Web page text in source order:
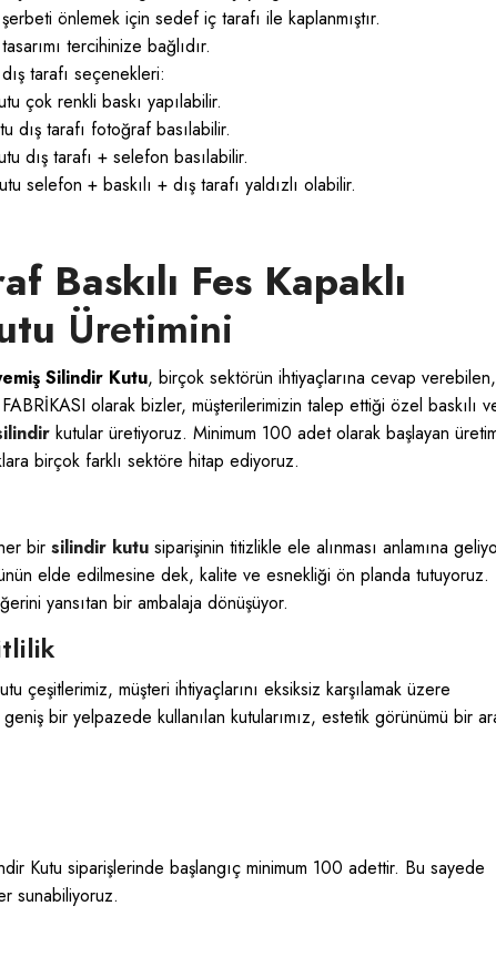
önlemek için sedef iç tarafı ile kaplanmıştır.
tercihinize bağlıdır.
tarafı seçenekleri:
çok renkli baskı yapılabilir.
dış tarafı fotoğraf basılabilir.
dış tarafı + selefon basılabilir.
selefon + baskılı + dış tarafı yaldızlı olabilir.
Baskılı Fes Kapaklı
Üretimini
Silindir Kutu, birçok sektörün ihtiyaçlarına cevap verebilen,
olarak bizler, müşterilerimizin talep ettiği özel baskılı
kutular üretiyoruz. Minimum 100 adet olarak başlayan
birçok farklı sektöre hitap ediyoruz.
bir silindir kutu siparişinin titizlikle ele alınması anlamına
elde edilmesine dek, kalite ve esnekliği ön planda tutuyoruz.
yansıtan bir ambalaja dönüşüyor.
çeşitlerimiz, müşteri ihtiyaçlarını eksiksiz karşılamak üzere
bir yelpazede kullanılan kutularımız, estetik görünümü bir
Kutu siparişlerinde başlangıç minimum 100 adettir. Bu sayede
sunabiliyoruz.